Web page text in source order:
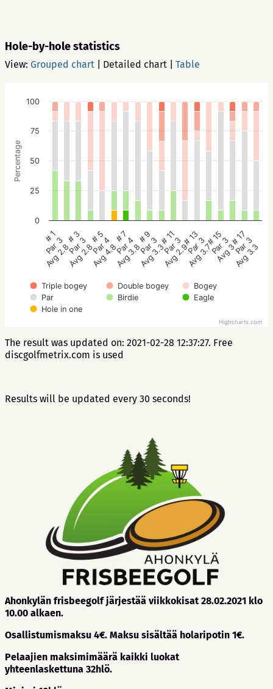
Hole-by-hole statistics
View: Grouped chart Detailed chart Table
Percentage
Triple bogey Double bogey
Bogey
Par
Birdie
Eagle
Hole in one
# 1
Par 3
Avg 2.8
# 3
Par 3
Avg 2.8
# 5
Par 4
Avg 4.8
# 7
Par 4
Avg 3.8
# 9
Par 3
Avg 3.3
# 11
Par 3
Avg 2.9
# 13
Par 3
Avg 3.7
# 15
Par 3
Avg 3
# 17
Par 3
Avg 3.3
0
25
50
75
100
Highcharts.com
The result was updated on: 2021-02-28 12:37:27. Free
discgolfmetrix.com is used
Results will be updated every 30 seconds!
Ahonkylän frisbeegolf järjestää viikkokisat 28.02.2021 klo
10.00 alkaen.
Osallistumismaksu 4€. Maksu sisältää holaripotin 1€.
Pelaajien maksimimäärä kaikki luokat
yhteenlaskettuna 32hlö.